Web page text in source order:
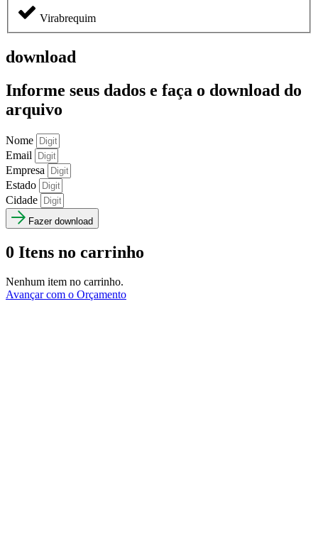
Virabrequim
download
Informe seus dados e faça o download do
arquivo
Nome
Email
Empresa
Estado
Cidade
Fazer download
0 Itens no carrinho
Nenhum item no carrinho.
Avançar com o Orçamento